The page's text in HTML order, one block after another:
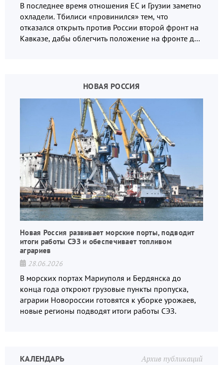
В последнее время отношения ЕС и Грузии заметно
охладели. Тбилиси «провинился» тем, что
отказался открыть против России второй фронт на
Кавказе, дабы облегчить положение на фронте для
НОВАЯ РОССИЯ
Новая Россия развивает морские порты, подводит
итоги работы СЭЗ и обеспечивает топливом
аграриев
28.06.2026
В морских портах Мариуполя и Бердянска до
конца года откроют грузовые пункты пропуска,
аграрии Новороссии готовятся к уборке урожаев,
новые регионы подводят итоги работы СЭЗ.
Архив публикаций
КАЛЕНДАРЬ